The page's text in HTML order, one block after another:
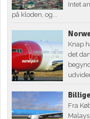
Intet
på kloden, og...
Knap
det
Fra